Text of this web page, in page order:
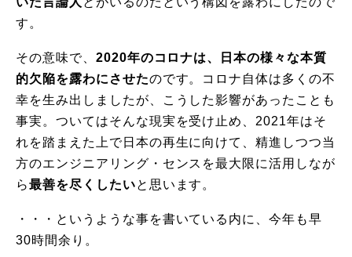
す。
その意味で、 2020年のコロナは、日本の様々な本質
的欠陥を露わにさせたのです。コロナ自体は多くの不
幸を生み出しましたが、こうした影響があったことも
事実。ついてはそんな現実を受け止め、2021年はそ
れを踏まえた上で日本の再生に向けて、精進しつつ当
方のエンジニアリング・センスを最大限に活用しなが
ら最善を尽くしたいと思います。
・・・というような事を書いている内に、今年も早
30時間余り。